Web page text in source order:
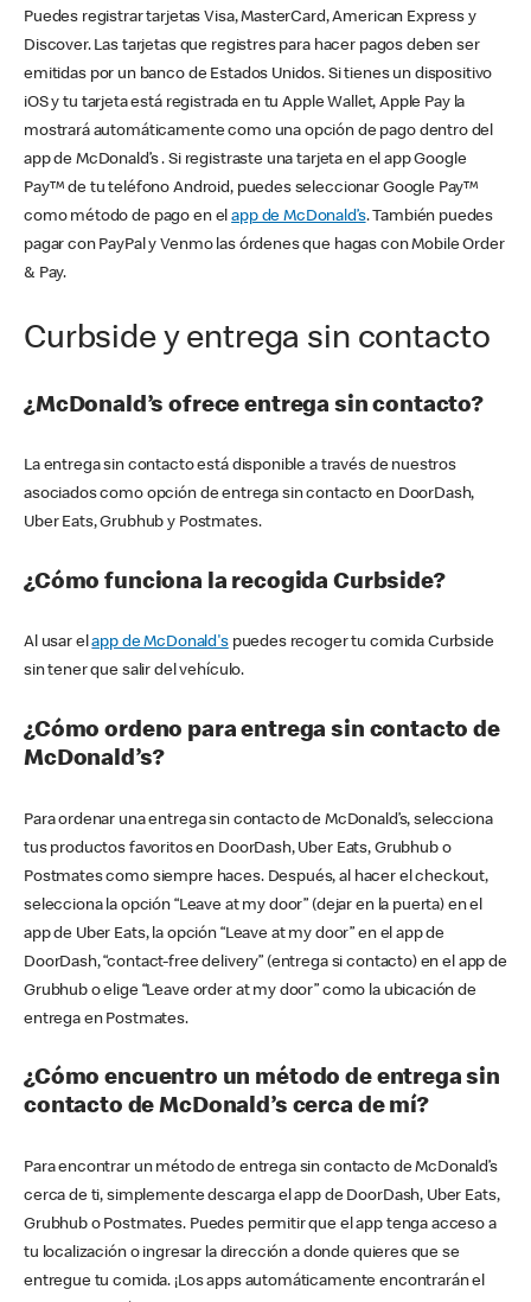
Puedes registrar tarjetas Visa, MasterCard, American Express y
Discover. Las tarjetas que registres para hacer pagos deben ser
emitidas por un banco de Estados Unidos. Si tienes un dispositivo
iOS y tu tarjeta está registrada en tu Apple Wallet, Apple Pay la
mostrará automáticamente como una opción de pago dentro del
app de McDonald’s . Si registraste una tarjeta en el app Google
Pay™ de tu teléfono Android, puedes seleccionar Google Pay™
como método de pago en elapp de McDonald’s. También puedes
pagar con PayPal y Venmo las órdenes que hagas con Mobile Order
& Pay.
Curbside y entrega sin contacto
¿McDonald’s ofrece entrega sin contacto?
La entrega sin contacto está disponible a través de nuestros
asociados como opción de entrega sin contacto en DoorDash,
Uber Eats, Grubhub y Postmates.
¿Cómo funciona la recogida Curbside?
Al usar elapp de McDonald'spuedes recoger tu comida Curbside
sin tener que salir del vehículo.
¿Cómo ordeno para entrega sin contacto de
McDonald’s?
Para ordenar una entrega sin contacto de McDonald’s, selecciona
tus productos favoritos en DoorDash, Uber Eats, Grubhub o
Postmates como siempre haces. Después, al hacer el checkout,
selecciona la opción “Leave at my door” (dejar en la puerta) en el
app de Uber Eats, la opción “Leave at my door” en el app de
DoorDash, “contact-free delivery” (entrega si contacto) en el app de
Grubhub o elige “Leave order at my door” como la ubicación de
entrega en Postmates.
¿Cómo encuentro un método de entrega sin
contacto de McDonald’s cerca de mí?
Para encontrar un método de entrega sin contacto de McDonald’s
cerca de ti, simplemente descarga el app de DoorDash, Uber Eats,
Grubhub o Postmates. Puedes permitir que el app tenga acceso a
tu localización o ingresar la dirección a donde quieres que se
entregue tu comida. ¡Los apps automáticamente encontrarán el